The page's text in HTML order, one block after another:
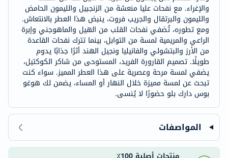
والإغراء. مع نفحات عليا منعشة من الزنجبيل والليمون الحامض
والليمون والبرتقال والجريب فروت، ينبض هذا العطر بالانتعاش.
ومع تطوره، تُضفي نفحات القلب من الهيل والماهوجني وإبرة
الراعي والمريمية لمسة من التوابل، بينما تترك نفحات القاعدة
من الأرز والبتشولي والفانيليا ونجيل الهند أثرًا جذابًا يدوم
طويلًا. تصميم القارورة الفريد، المستوحى من شاكر الكوكتيل،
يضفي لمسة مرحة وعصرية على هذا العطر المميز. سواء كنت
تبحث عن لمسة مميزة خلال النهار أو المساء، يضمن لك هوغو
بوس دارك بلو حضورًا لا يُنسى.
المواصفات